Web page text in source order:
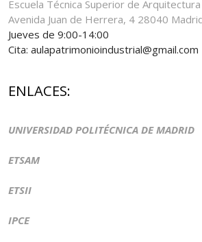
Escuela Técnica Superior de
Avenida Juan de Herrera, 4 28040
Jueves de 9:00-14:00
Cita: aulapatrimonioindustrial@gmail.com
ENLACES:
UNIVERSIDAD POLITÉCNICA DE MADRID
ETSAM
ETSII
IPCE